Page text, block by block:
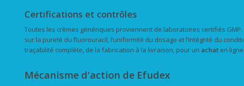
Certifications et contrôles
Toutes les crèmes génériques proviennent de laboratoires certifiés
sur la pureté du fluorouracil, l’uniformité du dosage et l’intégrité du
traçabilité complète, de la fabrication à la livraison, pour un achat en
Mécanisme d'action de Efudex